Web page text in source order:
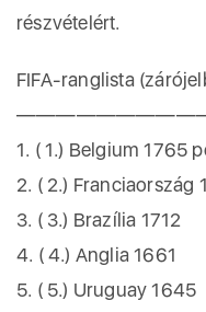
részvételért.
FIFA-ranglista
1. ( 1.) Belgium 1765
2. ( 2.) Franciaország
3. ( 3.) Brazília 1712
4. ( 4.) Anglia 1661
5. ( 5.) Uruguay 1645